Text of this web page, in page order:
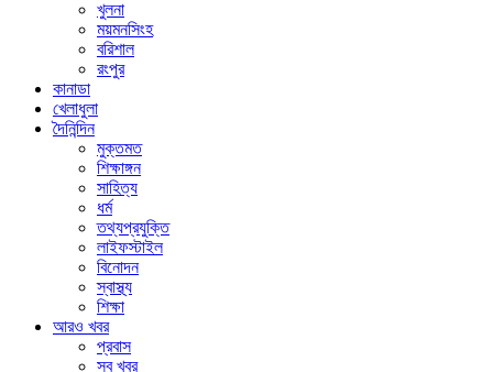
খুলনা
ময়মনসিংহ
বরিশাল
রংপুর
কানাডা
খেলাধুলা
দৈনিন্দিন
মুক্তমত
শিক্ষাঙ্গন
সাহিত্য
ধর্ম
তথ্যপ্রযুক্তি
লাইফস্টাইল
বিনোদন
স্বাস্থ্য
শিক্ষা
আরও খবর
প্রবাস
সব খবর